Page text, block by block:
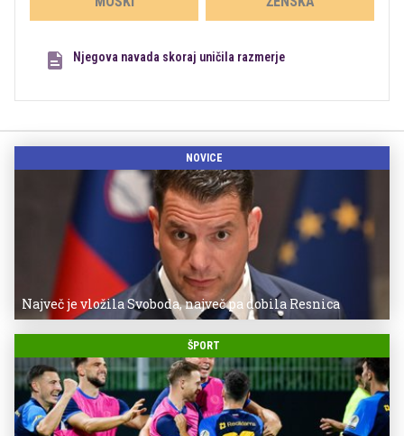
Njegova navada skoraj uničila razmerje
NOVICE
Največ je vložila Svoboda, največ pa dobila Resnica
ŠPORT